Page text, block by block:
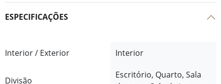
ESPECIFICAÇÕES
Interior / Exterior Interior
Divisão
Escritório, Quarto, Sala